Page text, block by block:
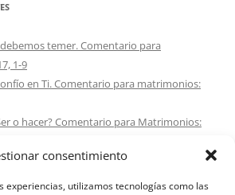
consentimiento
experiencias, utilizamos tecnologías como las
temer. Comentario para
1-9
en Ti. Comentario para matrimonios:
o hacer? Comentario para Matrimonios:
Mendezen¿Ser o hacer? Comentario para
1-2. 10-14